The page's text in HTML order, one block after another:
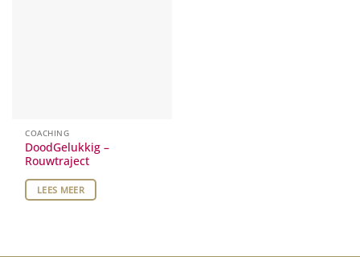
COACHING
DoodGelukkig –
Rouwtraject
LEES MEER